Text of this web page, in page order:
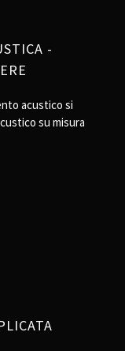
-
acustico si
su misura